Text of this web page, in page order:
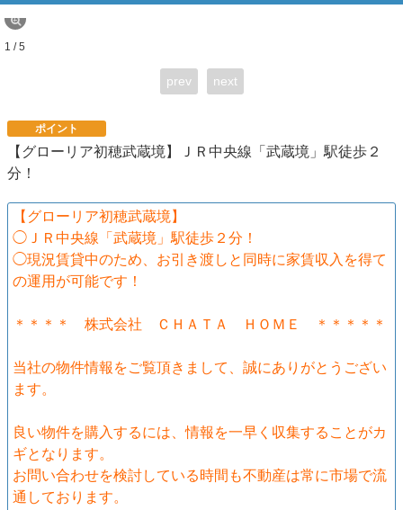
1 / 5
prev next
ポイント
【グローリア初穂武蔵境】ＪＲ中央線「武蔵境」駅徒歩２
分！
【グローリア初穂武蔵境】
◯ＪＲ中央線「武蔵境」駅徒歩２分！
◯現況賃貸中のため、お引き渡しと同時に家賃収入を得て
の運用が可能です！
＊＊＊＊ 株式会社 ＣＨＡＴＡ ＨＯＭＥ ＊＊＊＊＊
当社の物件情報をご覧頂きまして、誠にありがとうござい
ます。
良い物件を購入するには、情報を一早く収集することがカ
ギとなります。
お問い合わせを検討している時間も不動産は常に市場で流
通しております。